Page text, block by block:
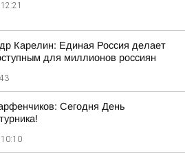
Карелин: Единая Россия делает
для миллионов россиян
Сегодня День
10:10